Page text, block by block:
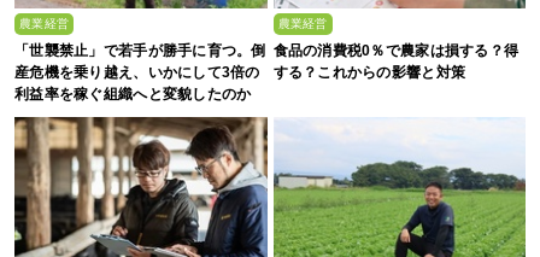
農業経営
「世襲禁止」で若手が勝手に育つ。倒
産危機を乗り越え、いかにして3倍の
利益率を稼ぐ組織へと変貌したのか
農業経営
食品の消費税0％で農家は損する？得
する？これからの影響と対策